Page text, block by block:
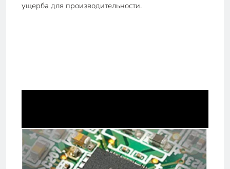
ущерба для производительности.